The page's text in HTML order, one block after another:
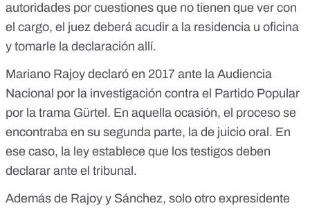
autoridades por cuestiones que no tienen que ver con
el cargo, el juez deberá acudir a la residencia u oficina
y tomarle la declaración allí.
Mariano Rajoy declaró en 2017 ante la Audiencia
Nacional por la investigación contra el Partido Popular
por la trama Gürtel. En aquella ocasión, el proceso se
encontraba en su segunda parte, la de juicio oral . En
ese caso, la ley establece que los testigos deben
declarar ante el tribunal .
Además de Rajoy y Sánchez, solo otro expresidente